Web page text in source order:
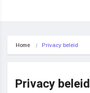
Home Privacy beleid
Privacy beleid